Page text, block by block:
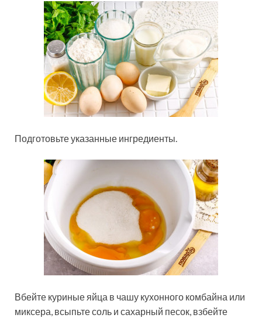
Подготовьте указанные ингредиенты.
Вбейте куриные яйца в чашу кухонного комбайна или
миксера, всыпьте соль и сахарный песок, взбейте